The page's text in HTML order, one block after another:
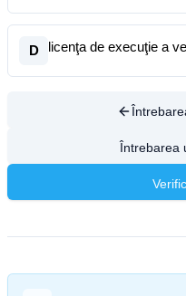
D licenţa de execuţie a
Întrebarea